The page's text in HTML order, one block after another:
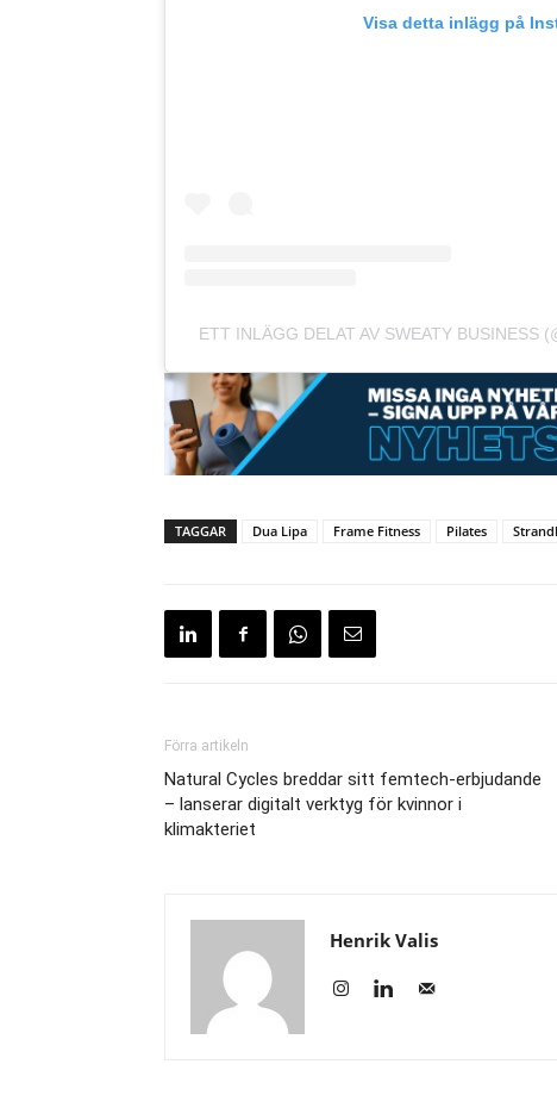
Visa detta inlägg på
ETT INLÄGG DELAT AV SWEATY BUSINESS
TAGGAR Dua Lipa Frame Fitness Pilates
Förra artikeln
Natural Cycles breddar sitt femtech-erbjudande
– lanserar digitalt verktyg för kvinnor i
klimakteriet
Henrik Valis